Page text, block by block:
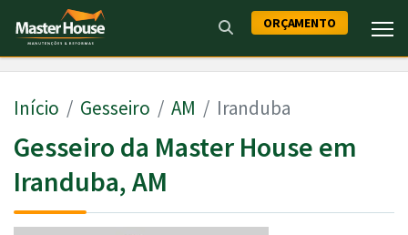
ORÇAMENTO
Início Gesseiro AM Iranduba
Gesseiro da Master House em
Iranduba, AM